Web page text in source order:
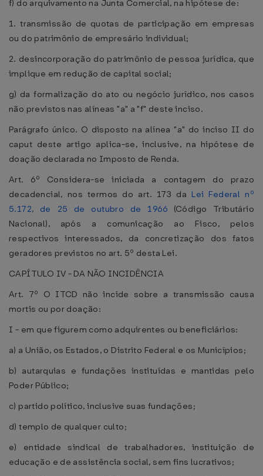
f) do arquivamento na Junta Comercial, na hipótese de:
1. transmissão de quotas de participação em empresas
ou do patrimônio de empresário individual;
2. desincorporação do patrimônio de pessoa jurídica, que
implique em redução de capital social;
g) da formalização do ato ou negócio jurídico, nos casos
não previstos nas alíneas "a" a "f" deste inciso.
Parágrafo único. O disposto na alínea "a" do inciso II do
caput deste artigo aplica-se, inclusive, na hipótese de
doação declarada no Imposto de Renda.
Art. 6º Considera-se iniciada a contagem do prazo
decadencial, nos termos do art. 173 da Lei Federal nº
5.172, de 25 de outubro de 1966(Código Tributário
Nacional), após a comunicação ao Fisco, pelos
respectivos interessados, da concretização dos fatos
geradores previstos no art. 5º desta Lei.
CAPÍTULO IV - DA NÃO INCIDÊNCIA
Art. 7º O ITCD não incide sobre a transmissão causa
mortis ou por doação:
I - em que figurem como adquirentes ou beneficiários:
a) a União, os Estados, o Distrito Federal e os Municípios;
b) autarquias e fundações instituídas e mantidas pelo
Poder Público;
c) partido político, inclusive suas fundações;
d) templo de qualquer culto;
e) entidade sindical de trabalhadores, instituição de
educação e de assistência social, sem fins lucrativos;